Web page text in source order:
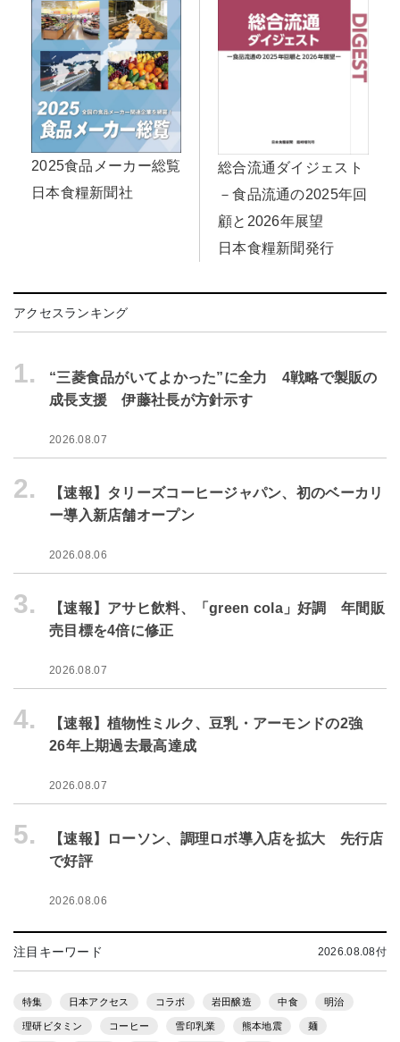
2025食品メーカー総覧
日本食糧新聞社
総合流通ダイジェスト
－食品流通の2025年回
顧と2026年展望
日本食糧新聞発行
アクセスランキング
1.
“三菱食品がいてよかった”に全力 4戦略で製販の
成長支援 伊藤社長が方針示す
2026.08.07
2.
【速報】タリーズコーヒージャパン、初のベーカリ
ー導入新店舗オープン
2026.08.06
3.
【速報】アサヒ飲料、「green cola」好調 年間販
売目標を4倍に修正
2026.08.07
4.
【速報】植物性ミルク、豆乳・アーモンドの2強
26年上期過去最高達成
2026.08.07
5.
【速報】ローソン、調理ロボ導入店を拡大 先行店
で好評
2026.08.06
注目キーワード 2026.08.08付
特集 日本アクセス コラボ 岩田醸造 中食 明治
理研ビタミン コーヒー 雪印乳業 熊本地震 麺